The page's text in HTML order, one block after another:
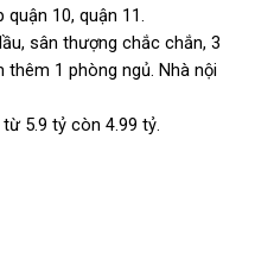
quận 10, quận 11.
sân thượng chắc chắn, 3
thêm 1 phòng ngủ. Nhà nội
5.9 tỷ còn 4.99 tỷ.